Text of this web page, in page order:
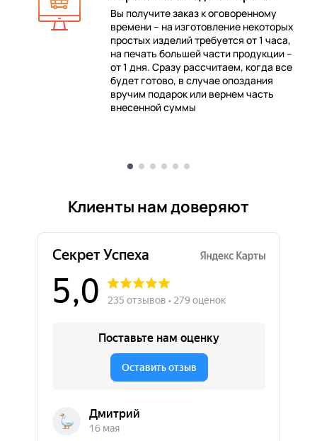
Вы получите заказ к оговоренному
времени – на изготовление некоторых
простых изделий требуется от 1 часа,
на печать большей части продукции –
от 1 дня. Сразу рассчитаем, когда все
будет готово, в случае опоздания
вручим подарок или вернем часть
внесенной суммы
Клиенты нам доверяют